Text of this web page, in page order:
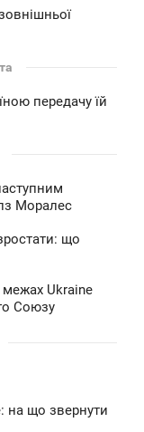
передачу їй
Моралес
що
межах Ukraine
Союзу
на що звернути